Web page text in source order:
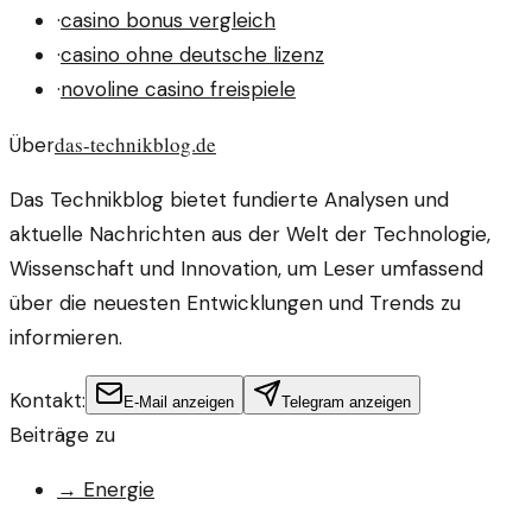
·casino bonus vergleich
·casino ohne deutsche lizenz
·novoline casino freispiele
Überdas-technikblog.de
Das Technikblog bietet fundierte Analysen und
aktuelle Nachrichten aus der Welt der Technologie,
Wissenschaft und Innovation, um Leser umfassend
über die neuesten Entwicklungen und Trends zu
informieren.
Kontakt: E-Mail anzeigen Telegram anzeigen
Beiträge zu
→ Energie